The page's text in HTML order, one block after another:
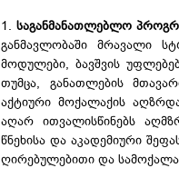
1.საგანმანათლებლო
განმავლობაში მრავალი
მოდულები, ბავშვის
თუმცა, განათლების
აქტიური მოქალაქის
აღარ ითვალისწინებს
წნეხისა და აკადემიური
ღირებულებითი და